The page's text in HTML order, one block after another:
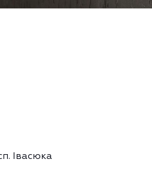
Івасюка